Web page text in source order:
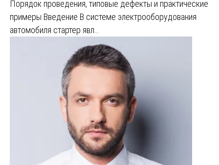
Порядок проведения, типовые дефекты и практические
примеры Введение В системе электрооборудования
автомобиля стартер явл…